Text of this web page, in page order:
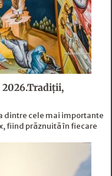
2026.Tradiții,
dintre cele mai importante
fiind prăznuită în fiecare